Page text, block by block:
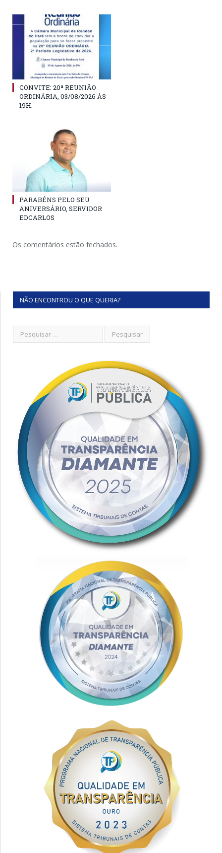
CONVITE: 20ª REUNIÃO
ORDINÁRIA, 03/08/2026 ÀS
19H.
PARABÉNS PELO SEU
ANIVERSÁRIO, SERVIDOR
EDCARLOS
Os comentários estão fechados.
NÃO ENCONTROU O QUE QUERIA?